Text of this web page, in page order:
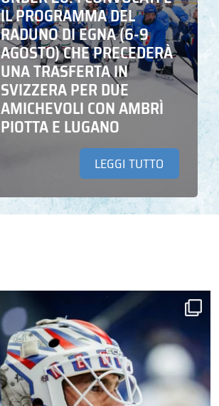
IL PROGRAMMA DEL
RADUNO DI EGNA (6-9
AGOSTO) CHE PRECEDERÀ
UNA TRASFERTA IN
SVIZZERA PER DUE
AMICHEVOLI CON AMBRÌ
PIOTTA E LUGANO
LEGGI TUTTO